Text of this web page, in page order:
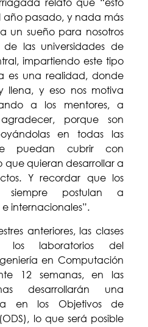
relató que “esto
año pasado, y nada más
un sueño para nosotros
las universidades de
impartiendo este tipo
es una realidad, donde
llena, y eso nos motiva
a los mentores, a
porque son
en todas las
puedan cubrir con
que quieran desarrollar a
Y recordar que los
siempre postulan a
internacionales”.
anteriores, las clases
los laboratorios del
en Computación
12 semanas, en las
desarrollarán una
en los Objetivos de
lo que será posible